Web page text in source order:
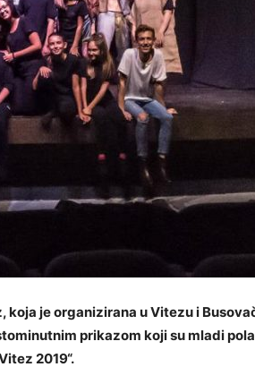
je organizirana u Vitezu i
prikazom koji su mladi
2019“.